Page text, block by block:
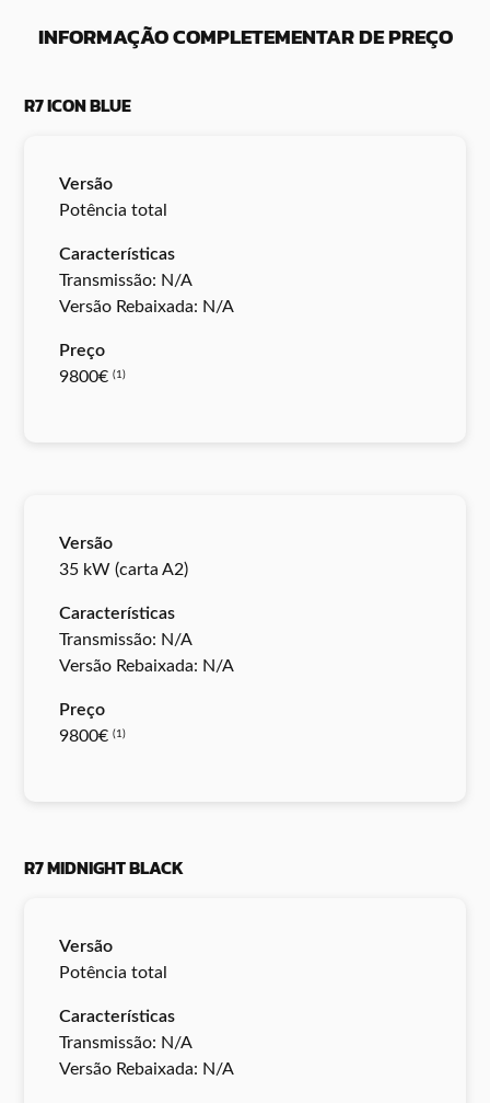
INFORMAÇÃO COMPLETEMENTAR DE PREÇO
R7 ICON BLUE
Versão
Potência total
Características
Transmissão: N/A
Versão Rebaixada: N/A
Preço
9800€(1)
Versão
35 kW (carta A2)
Características
Transmissão: N/A
Versão Rebaixada: N/A
Preço
9800€(1)
R7 MIDNIGHT BLACK
Versão
Potência total
Características
Transmissão: N/A
Versão Rebaixada: N/A